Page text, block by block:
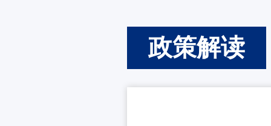
政策解读